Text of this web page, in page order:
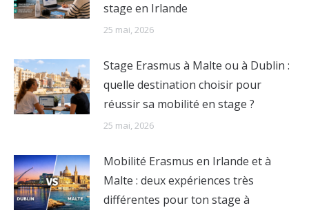
stage en Irlande
25 mai, 2026
Stage Erasmus à Malte ou à Dublin :
quelle destination choisir pour
réussir sa mobilité en stage ?
25 mai, 2026
Mobilité Erasmus en Irlande et à
Malte : deux expériences très
différentes pour ton stage à